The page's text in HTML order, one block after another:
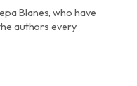
Blanes, who have
authors every